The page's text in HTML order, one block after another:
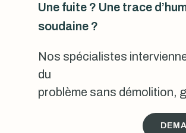
Une fuite ? Une trace
soudaine ?
Nos spécialistes
du
problème sans démolition,